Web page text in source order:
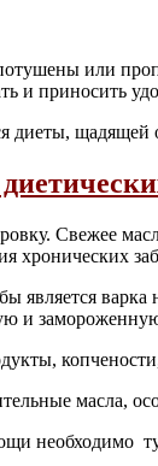
или
и приносить
диеты,
Свежее
хронических
является
и
масла,
необходимо